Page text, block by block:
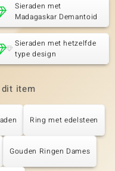
Sieraden met
Madagaskar Demantoid
Sieraden met hetzelfde
type design
dit item
Ring met edelsteen
Gouden Ringen Dames